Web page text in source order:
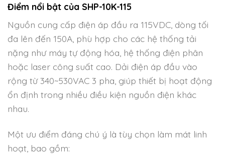
Điểm nổi bật của SHP-10K-115
Nguồn cung cấp điện áp đầu ra 115VDC, dòng tối
đa lên đến 150A, phù hợp cho các hệ thống tải
nặng như máy tự động hóa, hệ thống điện phân
hoặc laser công suất cao. Dải điện áp đầu vào
rộng từ 340~530VAC 3 pha, giúp thiết bị hoạt động
ổn định trong nhiều điều kiện nguồn điện khác
nhau.
Một ưu điểm đáng chú ý là tùy chọn làm mát linh
hoạt, bao gồm: